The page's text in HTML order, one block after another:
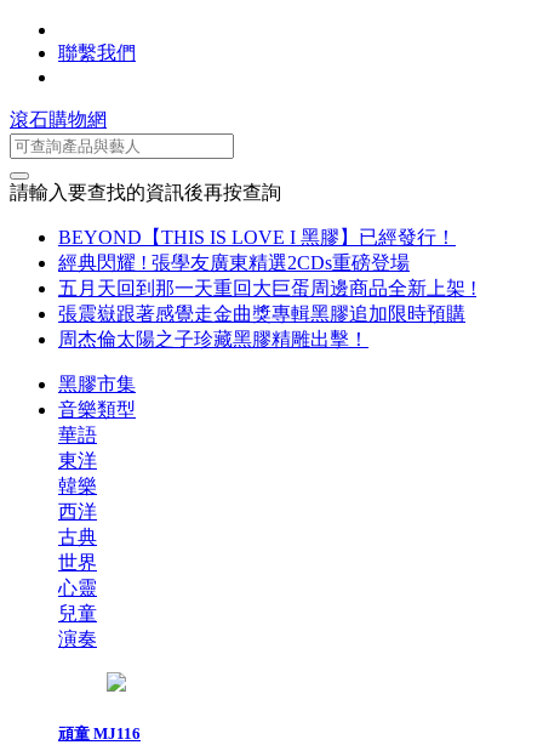
聯繫我們
滾石購物網
請輸入要查找的資訊後再按查詢
BEYOND【THIS IS LOVE I 黑膠】已經發行！
經典閃耀 ! 張學友廣東精選2CDs重磅登場
五月天回到那一天重回大巨蛋周邊商品全新上架 !
張震嶽跟著感覺走金曲獎專輯黑膠追加限時預購
周杰倫太陽之子珍藏黑膠精雕出擊！
黑膠市集
音樂類型
華語
東洋
韓樂
西洋
古典
世界
心靈
兒童
演奏
頑童 MJ116